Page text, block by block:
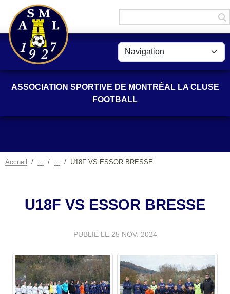
ASSOCIATION SPORTIVE DE MONTRÉAL LA CLUSE
FOOTBALL
Accueil U18F VS ESSOR BRESSE
U18F VS ESSOR BRESSE
PUBLIÉ LE 25 NOV. 2024
Panneau de gestion des cookies